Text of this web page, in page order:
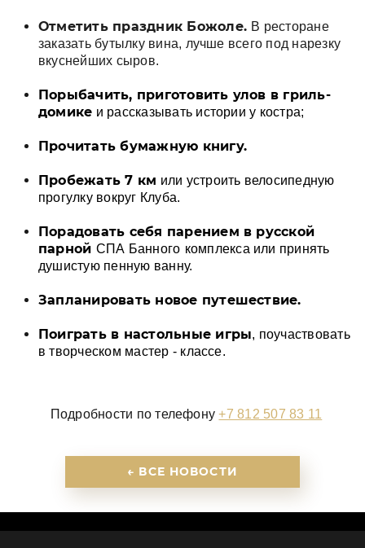
Отметить праздник Божоле. В ресторане
заказать бутылку вина, лучше всего под нарезку
вкуснейших сыров.
Порыбачить, приготовить улов в гриль-
домике и рассказывать истории у костра;
Прочитать бумажную книгу.
Пробежать 7 км или устроить велосипедную
прогулку вокруг Клуба.
Порадовать себя парением в русской
парной СПА Банного комплекса или принять
душистую пенную ванну.
Запланировать новое путешествие.
Поиграть в настольные игры, поучаствовать
в творческом мастер - классе.
Подробности по телефону+7 812 507 83 11
← ВСЕ НОВОСТИ